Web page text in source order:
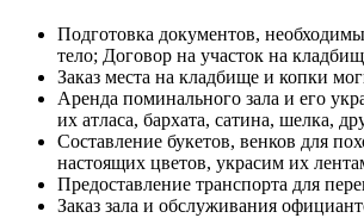
Подготовка документов,
тело; Договор на участок на
Заказ места на кладбище и копки
Аренда поминального зала и его
их атласа, бархата, сатина, шелка,
Составление букетов, венков для
настоящих цветов, украсим их
Предоставление транспорта для
Заказ зала и обслуживания